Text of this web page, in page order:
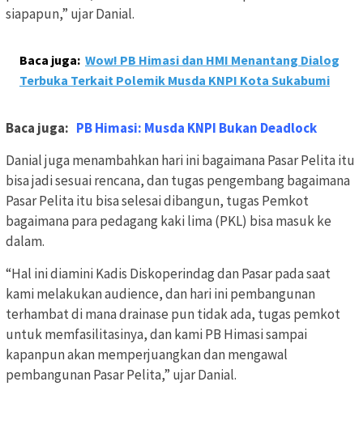
siapapun,” ujar Danial.
Baca juga: Wow! PB Himasi dan HMI Menantang Dialog
Terbuka Terkait Polemik Musda KNPI Kota Sukabumi
Baca juga: PB Himasi: Musda KNPI Bukan Deadlock
Danial juga menambahkan hari ini bagaimana Pasar Pelita itu
bisa jadi sesuai rencana, dan tugas pengembang bagaimana
Pasar Pelita itu bisa selesai dibangun, tugas Pemkot
bagaimana para pedagang kaki lima (PKL) bisa masuk ke
dalam.
“Hal ini diamini Kadis Diskoperindag dan Pasar pada saat
kami melakukan audience, dan hari ini pembangunan
terhambat di mana drainase pun tidak ada, tugas pemkot
untuk memfasilitasinya, dan kami PB Himasi sampai
kapanpun akan memperjuangkan dan mengawal
pembangunan Pasar Pelita,” ujar Danial.